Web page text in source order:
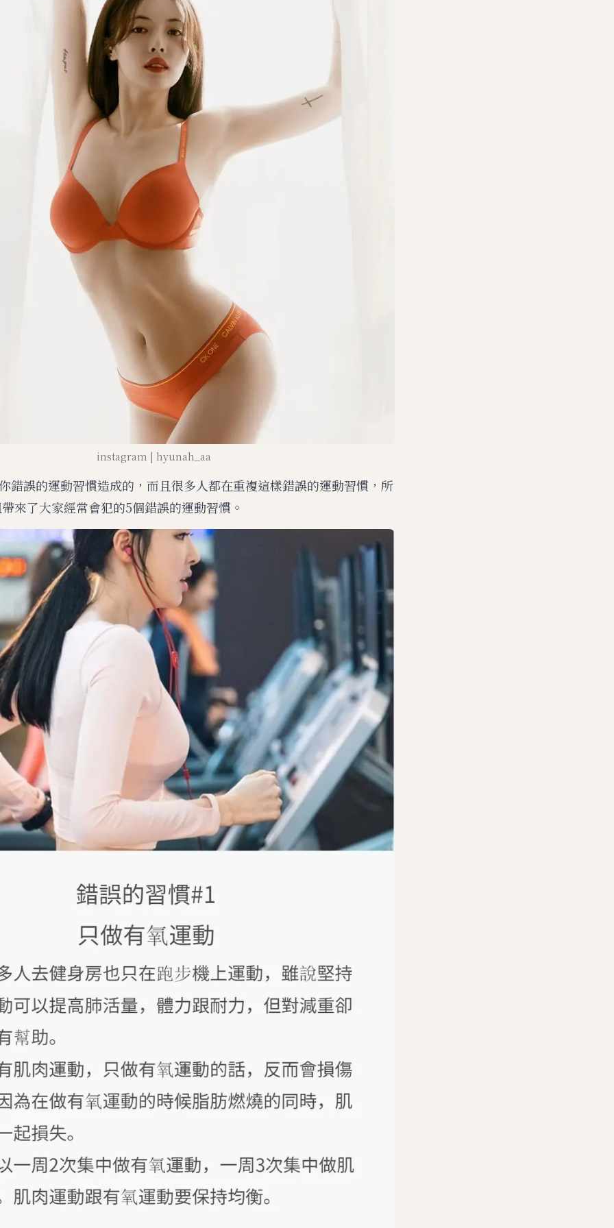
instagram | hyunah_aa
錯誤的運動習慣造成的，而且很多人都在重複這樣錯誤的運動習慣，所
來了大家經常會犯的5個錯誤的運動習慣。